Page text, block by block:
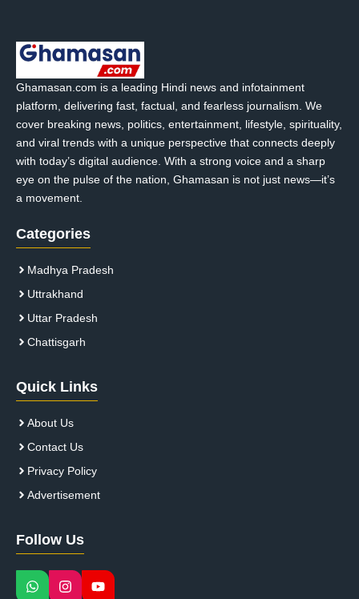
Ghamasan.com is a leading Hindi news and infotainment
platform, delivering fast, factual, and fearless journalism. We
cover breaking news, politics, entertainment, lifestyle, spirituality,
and viral trends with a unique perspective that connects deeply
with today’s digital audience. With a strong voice and a sharp
eye on the pulse of the nation, Ghamasan is not just news—it’s
a movement.
Categories
Madhya Pradesh
Uttrakhand
Uttar Pradesh
Chattisgarh
Quick Links
About Us
Contact Us
Privacy Policy
Advertisement
Follow Us